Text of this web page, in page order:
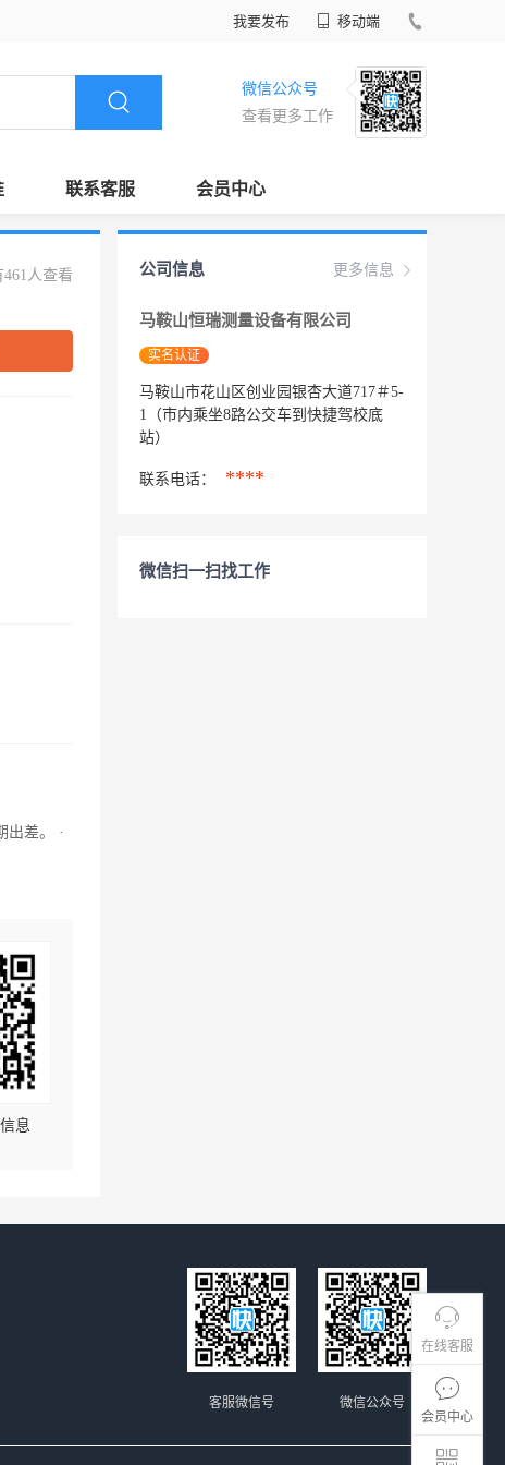
我要发布 移动端
微信公众号
查看更多工作
联系客服 会员中心
在线客服
会员中心
461人查看
出差。 ·
息
更多信息
公司信息
马鞍山恒瑞测量设备有限公司
实名认证
马鞍山市花山区创业园银杏大道717＃5-
1（市内乘坐8路公交车到快捷驾校底
站）
联系电话： ****
微信扫一扫找工作
微信公众号
客服微信号